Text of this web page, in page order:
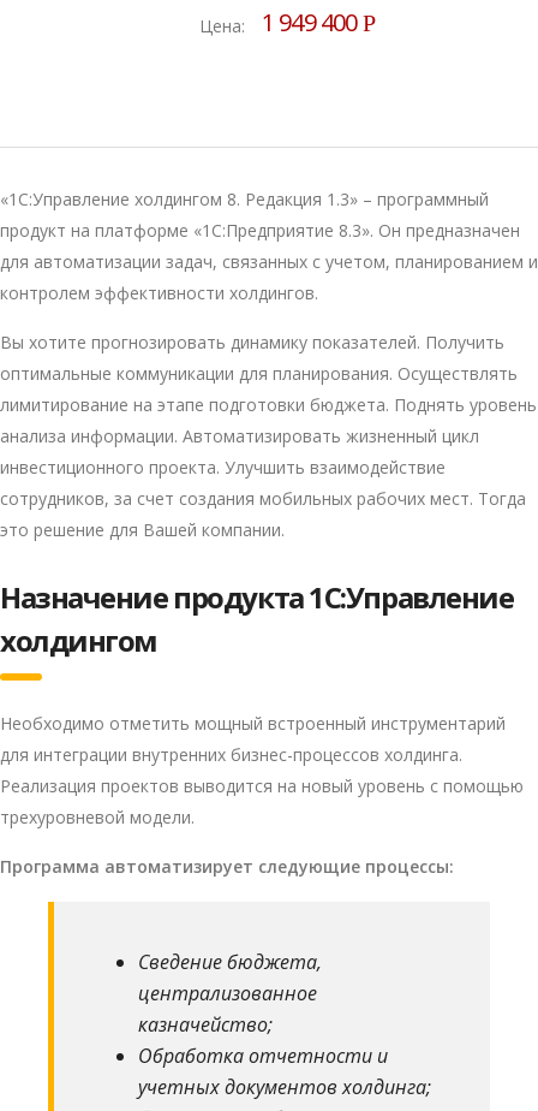
Цена: 1 949 400Р
«1С:Управление холдингом 8. Редакция 1.3» – программный
продукт на платформе «1С:Предприятие 8.3». Он предназначен
для автоматизации задач, связанных с учетом, планированием и
контролем эффективности холдингов.
Вы хотите прогнозировать динамику показателей. Получить
оптимальные коммуникации для планирования. Осуществлять
лимитирование на этапе подготовки бюджета. Поднять уровень
анализа информации. Автоматизировать жизненный цикл
инвестиционного проекта. Улучшить взаимодействие
сотрудников, за счет создания мобильных рабочих мест. Тогда
это решение для Вашей компании.
Назначение продукта 1С:Управление
холдингом
Необходимо отметить мощный встроенный инструментарий
для интеграции внутренних бизнес-процессов холдинга.
Реализация проектов выводится на новый уровень с помощью
трехуровневой модели.
Программа автоматизирует следующие процессы:
Сведение бюджета,
централизованное
казначейство;
Обработка отчетности и
учетных документов холдинга;